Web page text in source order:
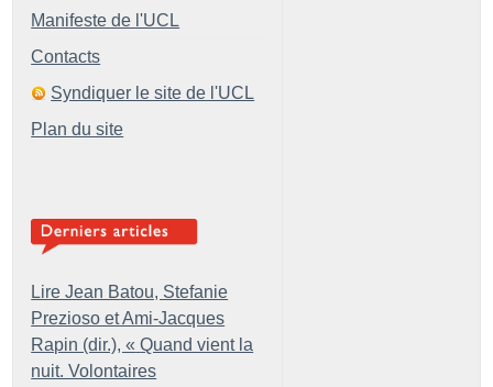
Manifeste de l'UCL
Contacts
Syndiquer le site de l'UCL
Plan du site
Lire Jean Batou, Stefanie
Prezioso et Ami-Jacques
Rapin (dir.), « Quand vient la
nuit. Volontaires